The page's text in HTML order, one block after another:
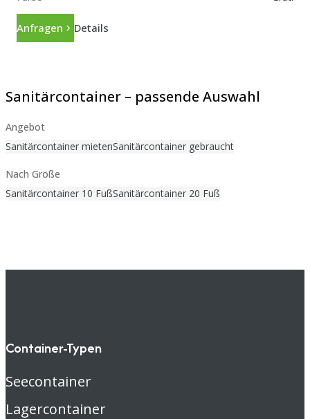
Anfragen Details
Sanitärcontainer – passende Auswahl
Angebot
Sanitärcontainer mietenSanitärcontainer gebraucht
Nach Größe
Sanitärcontainer 10 FußSanitärcontainer 20 Fuß
Container-Typen
Seecontainer
Lagercontainer